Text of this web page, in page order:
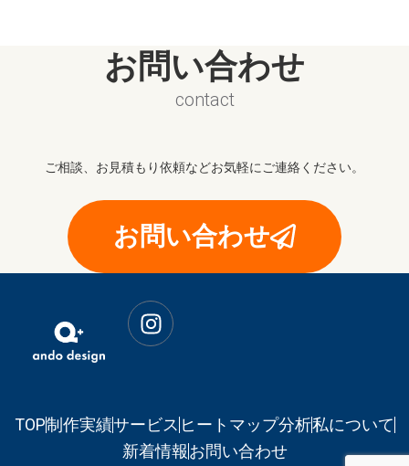
お問い合わせ
contact
ご相談、お見積もり依頼などお気軽にご連絡ください。
お問い合わせ
I
n
g
r
TOP制作実績サービス ヒートマップ分析私について
新着情報お問い合わせ